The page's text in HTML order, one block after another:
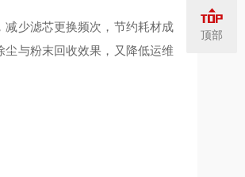
少滤芯更换频次，节约耗材成
与粉末回收效果，又降低运维
顶部